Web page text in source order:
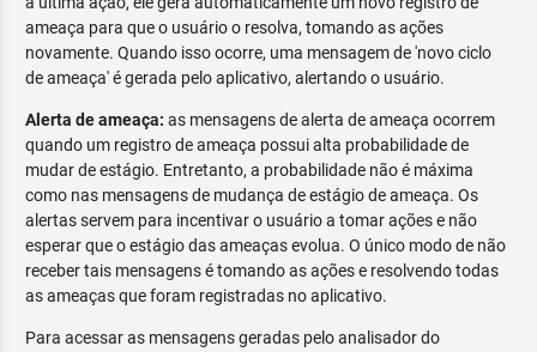
ameaça para que o usuário o resolva, tomando as ações
novamente. Quando isso ocorre, uma mensagem de 'novo ciclo
de ameaça' é gerada pelo aplicativo, alertando o usuário.
Alerta de ameaça: as mensagens de alerta de ameaça ocorrem
quando um registro de ameaça possui alta probabilidade de
mudar de estágio. Entretanto, a probabilidade não é máxima
como nas mensagens de mudança de estágio de ameaça. Os
alertas servem para incentivar o usuário a tomar ações e não
esperar que o estágio das ameaças evolua. O único modo de não
receber tais mensagens é tomando as ações e resolvendo todas
as ameaças que foram registradas no aplicativo.
Para acessar as mensagens geradas pelo analisador do